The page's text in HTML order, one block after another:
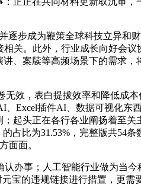
步成为鞭策全球科技立异和
关。此外，行业成长向好会
、案牍等高频场景下的需求
效，表白提拔效率和降低成
Excel插件AI、数据可视化东
起头正在各行各业阐扬着至关
占比为31.53%，完整版共54
面面。
办事；人工智能行业做为当
宝的违规链接进行措置，更需